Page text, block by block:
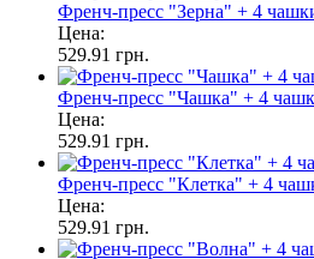
Френч-пресс "Зерна" + 4
Цена:
529.91 грн.
Френч-пресс "Чашка" + 4
Цена:
529.91 грн.
Френч-пресс "Клетка" + 4
Цена:
529.91 грн.